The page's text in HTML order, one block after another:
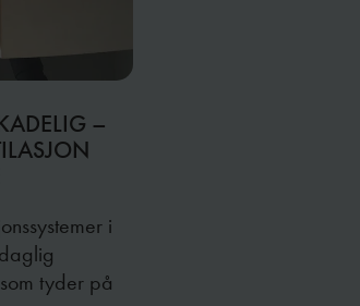
–
i
tyder på